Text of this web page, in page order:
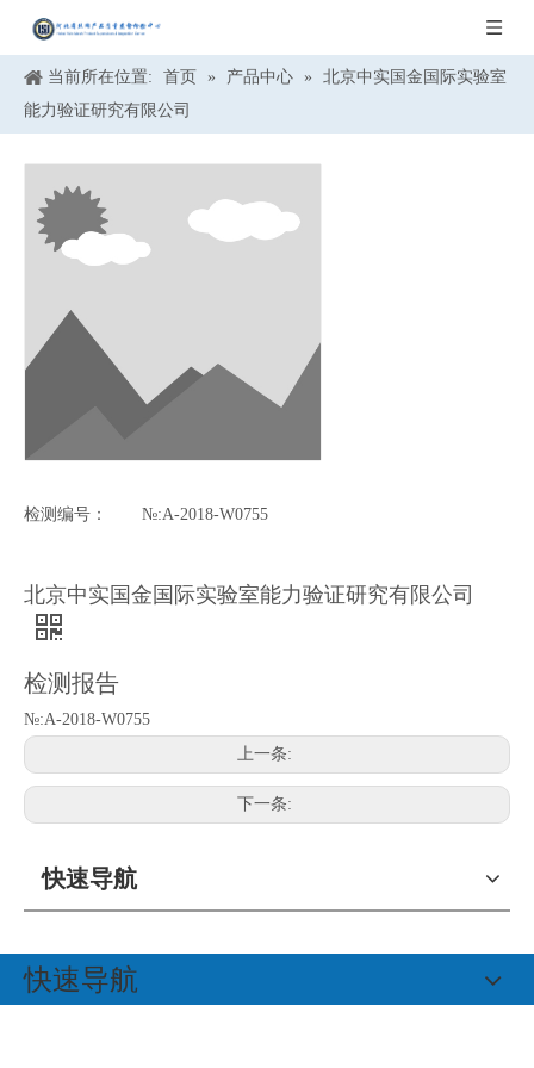
当前所在位置: 首页 » 产品中心 »
北京中实国金国际实验室
能力验证研究有限公司
检测编号： №:A-2018-W0755
北京中实国金国际实验室能力验证研究有限公司
检测报告
№:A-2018-W0755
上一条:
下一条:
快速导航
快速导航